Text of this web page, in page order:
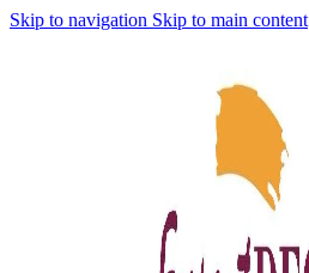
Skip to navigation Skip to main content